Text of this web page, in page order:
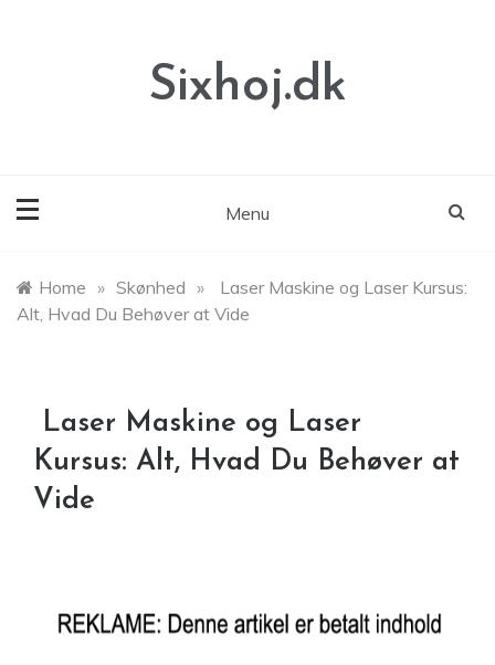
Sixhoj.dk
Menu
Home » Skønhed »
Laser Maskine og Laser Kursus:
Alt, Hvad Du Behøver at Vide
Laser Maskine og Laser
Kursus: Alt, Hvad Du Behøver at
Vide